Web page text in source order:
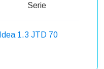
Serie
1.3 JTD 70